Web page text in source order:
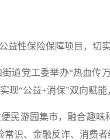
益性保险保障项目， 切
道党工委举办“热血传
现“公益+消保”双向赋
民游园集市， 融合趣味
识、金融反诈、消费